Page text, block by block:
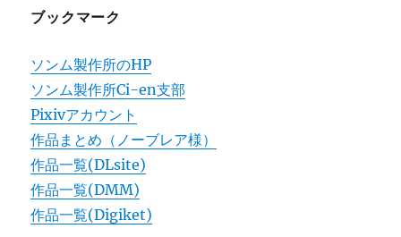
ブックマーク
ソンム製作所のHP
ソンム製作所Ci-en支部
Pixivアカウント
作品まとめ（ノーブレア様）
作品一覧(DLsite)
作品一覧(DMM)
作品一覧(Digiket)